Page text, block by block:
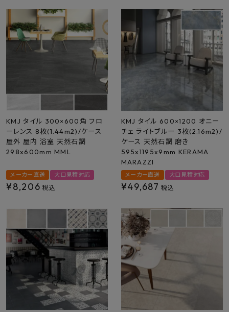
KMJ タイル 300×600角 フロ
ーレンス 8枚(1.44m2)/ケース
屋外 屋内 浴室 天然石調
298x600mm MML
メーカー直送 大口見積対応
¥8,206 税込
KMJ タイル 600×1200 オニー
チェ ライトブルー 3枚(2.16m2)/
ケース 天然石調 磨き
595x1195x9mm KERAMA
MARAZZI
メーカー直送 大口見積対応
¥49,687 税込